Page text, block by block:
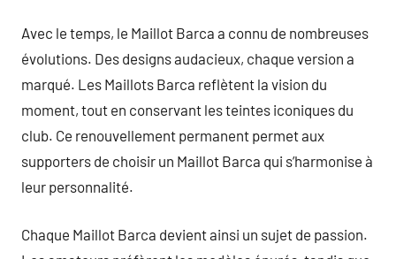
Avec le temps, le Maillot Barca a connu de nombreuses
évolutions. Des designs audacieux, chaque version a
marqué. Les Maillots Barca reflètent la vision du
moment, tout en conservant les teintes iconiques du
club. Ce renouvellement permanent permet aux
supporters de choisir un Maillot Barca qui s’harmonise à
leur personnalité.
Chaque Maillot Barca devient ainsi un sujet de passion.